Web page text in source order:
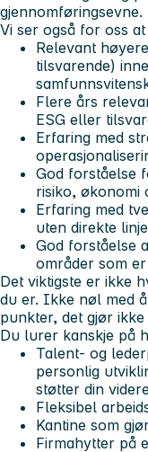
gjennomføringsevne.
Vi ser også for oss
Relevant
tilsvarende)
Flere års
ESG eller
Erfaring med
God forståelse
risiko, økonomi
Erfaring med
uten direkte
God forståelse
områder som
Det viktigste er ikke
du er. Ikke nøl med
punkter, det gjør
Du lurer kanskje på
Talent- og
personlig
støtter din
Fleksibel
Kantine som
Firmahytter på